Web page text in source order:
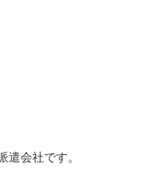
遣会社です。